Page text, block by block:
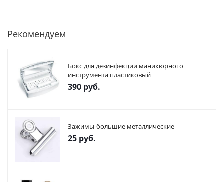
Рекомендуем
Бокс для дезинфекции маникюрного
инструмента пластиковый
390 руб.
Зажимы-большие металлические
25 руб.